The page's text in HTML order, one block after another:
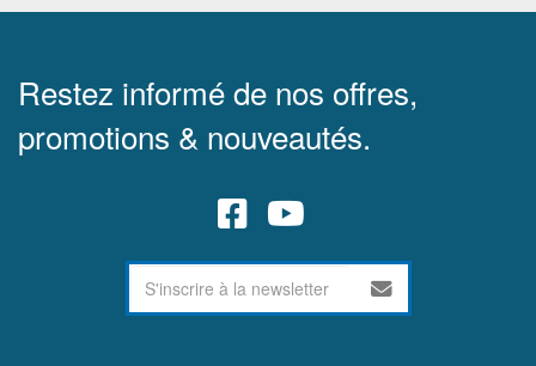
Restez informé de nos offres,
promotions & nouveautés.